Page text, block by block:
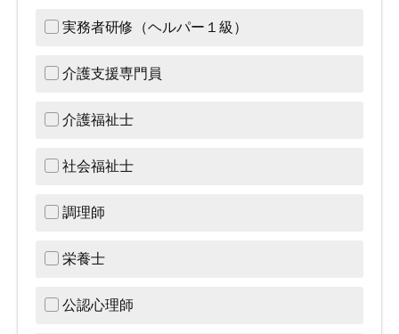
実務者研修（ヘルパー１級）
介護支援専門員
介護福祉士
社会福祉士
調理師
栄養士
公認心理師